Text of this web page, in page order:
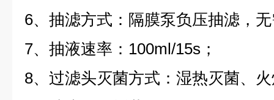
6、抽滤方式：隔膜泵负压抽滤，
7、抽液速率：100ml/15s；
8、过滤头灭菌方式：湿热灭菌、